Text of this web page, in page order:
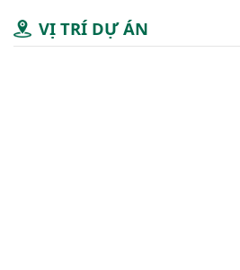
VỊ TRÍ DỰ ÁN